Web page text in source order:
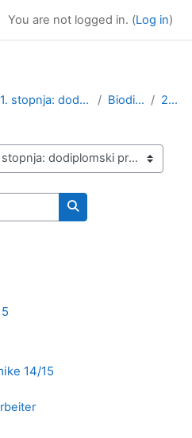
You are not logged in. (Log in)
1. stopnja: dodiplomski program Biodiverziteta 2. letnik
Search courses
14/15